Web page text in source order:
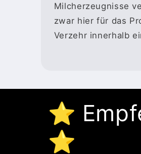
Milcherzeugnisse
zwar hier für das
Verzehr innerhalb
⭐️
⭐️